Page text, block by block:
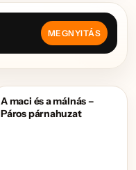
MEGNYITÁS
A maci és a málnás –
Páros párnahuzat